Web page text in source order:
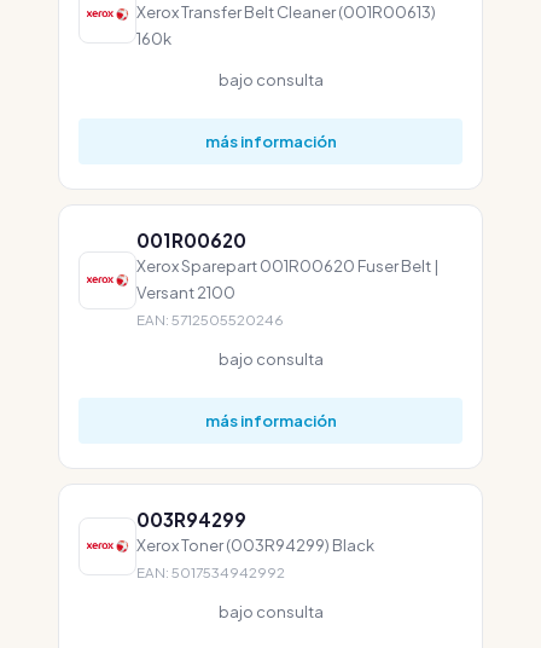
Xerox Transfer Belt Cleaner (001R00613)
160k
bajo consulta
más información
001R00620
Xerox Sparepart 001R00620 Fuser Belt |
Versant 2100
EAN: 5712505520246
bajo consulta
más información
003R94299
Xerox Toner (003R94299) Black
EAN: 5017534942992
bajo consulta